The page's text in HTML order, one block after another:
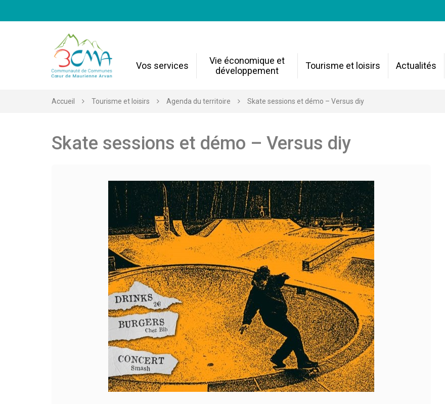
Vos services
Vie économique et
développement
Tourisme et loisirs Actualités
Accueil Tourisme et loisirs Agenda du territoire Skate sessions et démo – Versus diy
Skate sessions et démo – Versus diy